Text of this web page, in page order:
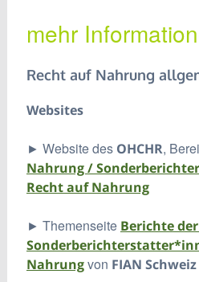
mehr
Recht auf Nahrung
Websites
► Website des OHCHR,
Nahrung /
Recht auf Nahrung
► Themenseite Berichte
Nahrungvon FIAN Schweiz